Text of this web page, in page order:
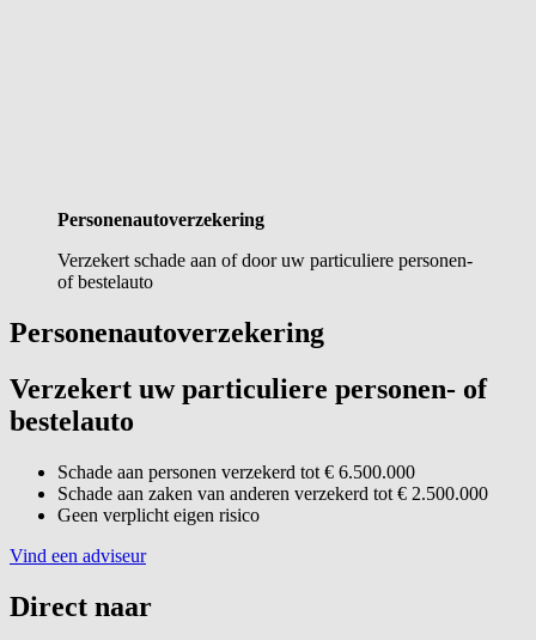
Personenauto­verzekering
Verzekert schade aan of door uw particuliere personen-
of bestelauto
Personenautoverzekering
Verzekert uw particuliere personen- of
bestelauto
Schade aan personen verzekerd tot € 6.500.000
Schade aan zaken van anderen verzekerd tot € 2.500.000
Geen verplicht eigen risico
Vind een adviseur
Direct naar